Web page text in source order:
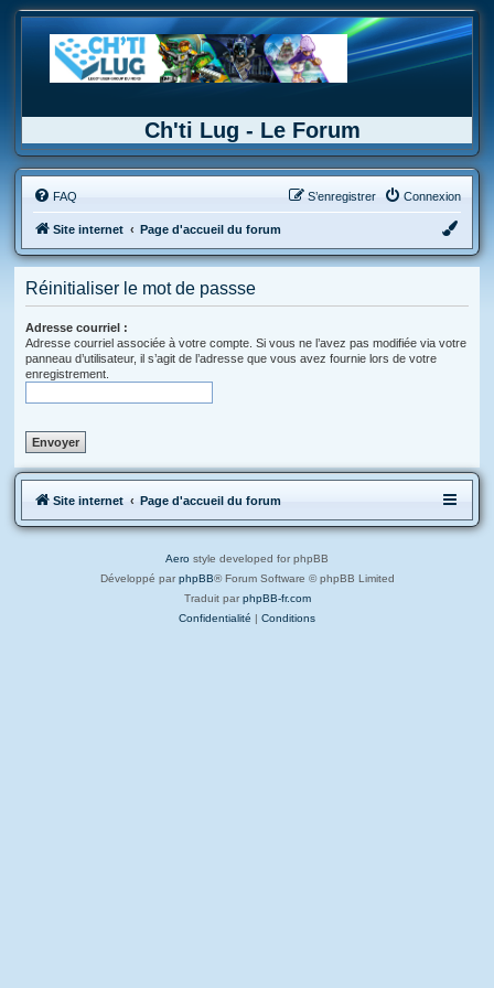
Ch'ti Lug - Le Forum
FAQ Connexion
S’enregistrer
Site internet Page d'accueil du forum
Réinitialiser le mot de passse
Adresse courriel :
Adresse courriel associée à votre compte. Si vous ne l’avez pas modifiée via votre
panneau d’utilisateur, il s’agit de l’adresse que vous avez fournie lors de votre
enregistrement.
Site internet Page d'accueil du forum
Aero style developed for phpBB
Développé par phpBB® Forum Software © phpBB Limited
Traduit par phpBB-fr.com
Confidentialité | Conditions